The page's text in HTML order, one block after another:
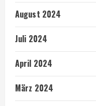
August 2024
Juli 2024
April 2024
März 2024